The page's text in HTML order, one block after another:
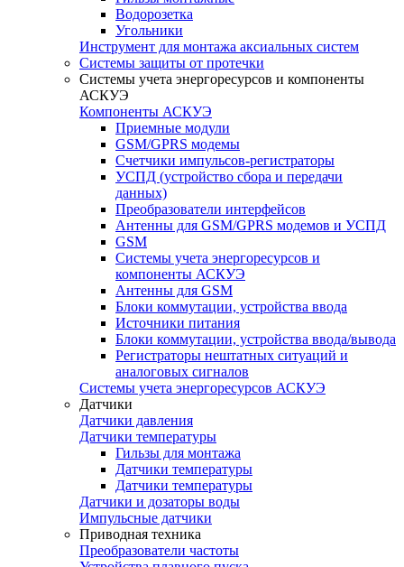
Водорозетка
Угольники
Инструмент для монтажа аксиальных систем
Системы защиты от протечки
Системы учета энергоресурсов и компоненты
АСКУЭ
Компоненты АСКУЭ
Приемные модули
GSM/GPRS модемы
Счетчики импульсов-регистраторы
УСПД (устройство сбора и передачи
данных)
Преобразователи интерфейсов
Антенны для GSM/GPRS модемов и УСПД
GSM
Системы учета энергоресурсов и
компоненты АСКУЭ
Антенны для GSM
Блоки коммутации, устройства ввода
Источники питания
Блоки коммутации, устройства ввода/вывода
Регистраторы нештатных ситуаций и
аналоговых сигналов
Системы учета энергоресурсов АСКУЭ
Датчики
Датчики давления
Датчики температуры
Гильзы для монтажа
Датчики температуры
Датчики температуры
Датчики и дозаторы воды
Импульсные датчики
Приводная техника
Преобразователи частоты